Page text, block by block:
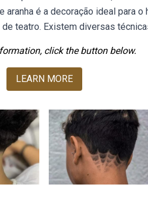
aranha é a decoração ideal para
teatro. Existem diversas
click the button below.
LEARN MORE